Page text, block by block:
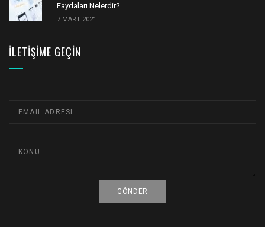
Faydaları Nelerdir?
7 MART 2021
İLETIŞIME GEÇIN